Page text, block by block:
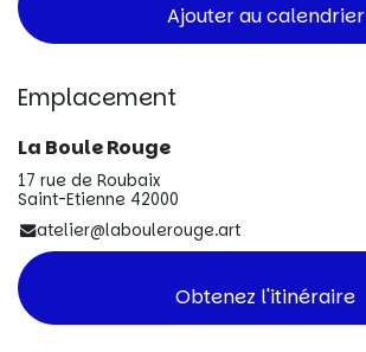
Ajouter au calendrier
Emplacement
La Boule Rouge
17 rue de Roubaix
Saint-Etienne 42000
atelier@laboulerouge.art
Obtenez l'itinéraire